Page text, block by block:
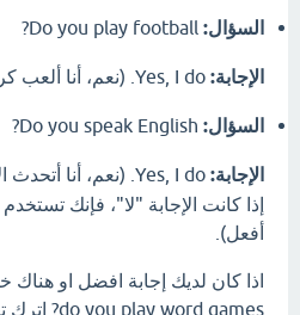
السؤال:
الإجابة:
السؤال:
الإجابة:
أفعل).
اذا كان لديك إجابة افضل او
do you play word games? اترك تعليق فورآ.